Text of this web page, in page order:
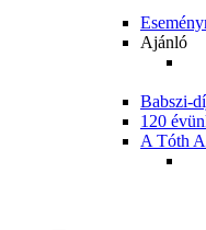
Ajánló
Babszi-
120
A Tóth